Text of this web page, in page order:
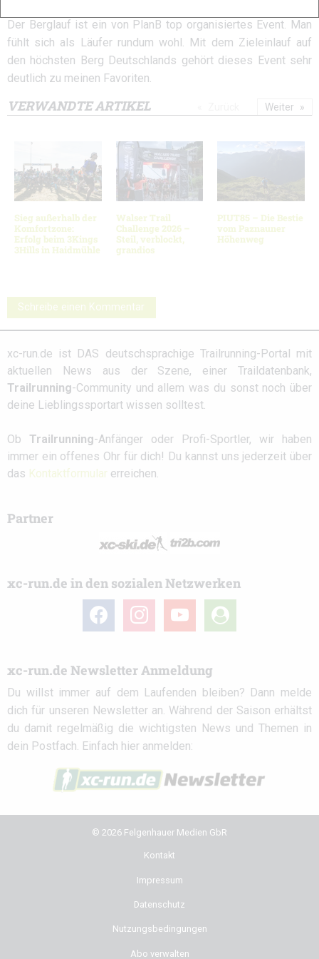
Der Berglauf ist ein von PlanB top organisiertes Event. Man
fühlt sich als Läufer rundum wohl. Mit dem Zieleinlauf auf
den höchsten Berg Deutschlands gehört dieses Event sehr
deutlich zu meinen Favoriten.
VERWANDTE ARTIKEL
Sieg außerhalb der
Komfortzone:
Erfolg beim 3Kings
3Hills in Haidmühle
Walser Trail
Challenge 2026 –
Steil, verblockt,
grandios
PIUT85 – Die Bestie
vom Paznauner
Höhenweg
Weiter
Schreibe einen Kommentar
xc-run.de ist DAS deutschsprachige Trailrunning-Portal mit
aktuellen News aus der Szene, einer Traildatenbank,
Trailrunning-Community und allem was du sonst noch über
deine Lieblingssportart wissen solltest.
Ob Trailrunning-Anfänger oder Profi-Sportler, wir haben
immer ein offenes Ohr für dich! Du kannst uns jederzeit über
das Kontaktformular erreichen.
Partner
xc-run.de in den sozialen Netzwerken
facebook instagramyoutube
user-
circle
xc-run.de Newsletter Anmeldung
Du willst immer auf dem Laufenden bleiben? Dann melde
dich für unseren Newsletter an. Während der Saison erhältst
du damit regelmäßig die wichtigsten News und Themen in
dein Postfach. Einfach hier anmelden:
© 2026 Felgenhauer Medien GbR
Kontakt
Impressum
Datenschutz
Nutzungsbedingungen
Abo verwalten